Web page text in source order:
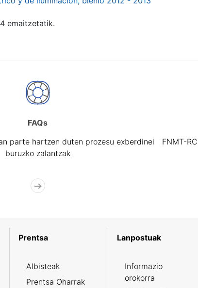
emaitzetatik.
FAQs
parte hartzen duten prozesu exberdinei
buruzko zalantzak
FNMT-
Prentsa
Albisteak
Prentsa Oharrak
Lanpostuak
Informazio
orokorra